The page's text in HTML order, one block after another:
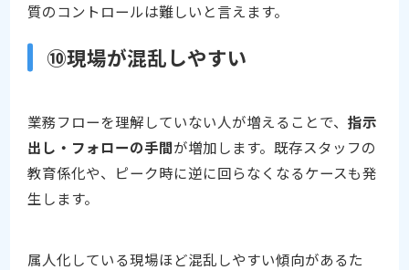
質のコントロールは難しいと言えます。
⑩現場が混乱しやすい
業務フローを理解していない人が増えることで、指示
出し・フォローの手間が増加します。既存スタッフの
教育係化や、ピーク時に逆に回らなくなるケースも発
生します。
属人化している現場ほど混乱しやすい傾向があるた